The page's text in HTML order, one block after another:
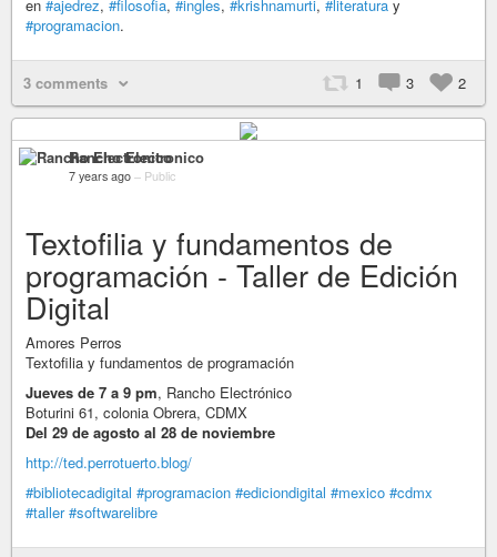
en #ajedrez, #filosofia, #ingles, #krishnamurti, #literatura y
#programacion.
3 comments 1 3 2
Rancho Electronico
7 years ago – Public
Textofilia y fundamentos de
programación - Taller de Edición
Digital
Amores Perros
Textofilia y fundamentos de programación
Jueves de 7 a 9 pm, Rancho Electrónico
Boturini 61, colonia Obrera, CDMX
Del 29 de agosto al 28 de noviembre
http://ted.perrotuerto.blog/
#bibliotecadigital #programacion #ediciondigital #mexico #cdmx
#taller #softwarelibre